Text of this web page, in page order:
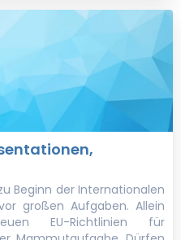
Beginn der Internationalen
großen Aufgaben. Allein
EU-Richtlinien für